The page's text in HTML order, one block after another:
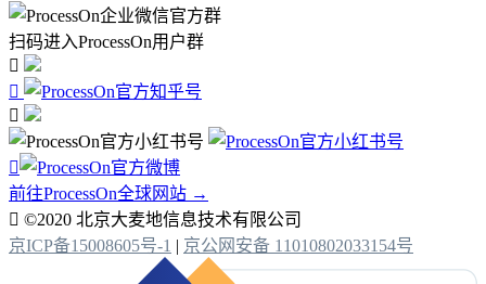
扫码进入ProcessOn用户群




前往ProcessOn全球网站 →
 ©2020 北京大麦地信息技术有限公司
京ICP备15008605号-1 | 京公网安备 11010802033154号